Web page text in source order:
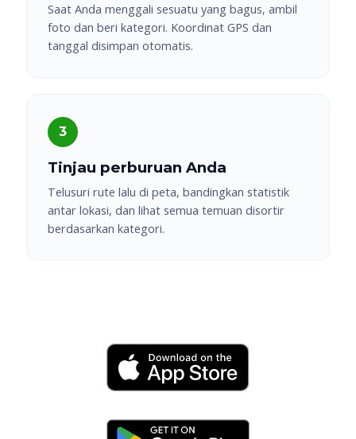
Saat Anda menggali sesuatu yang bagus, ambil
foto dan beri kategori. Koordinat GPS dan
tanggal disimpan otomatis.
Tinjau perburuan Anda
Telusuri rute lalu di peta, bandingkan statistik
antar lokasi, dan lihat semua temuan disortir
berdasarkan kategori.